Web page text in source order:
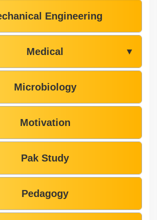
Engineering
Medical ▼
Microbiology
Motivation
Pak Study
Pedagogy